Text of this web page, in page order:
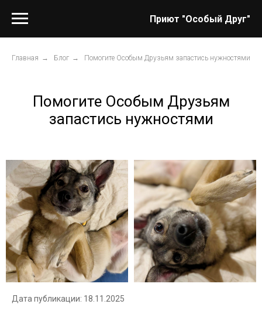
Приют "Особый Друг"
Главная → Блог → Помогите Особым Друзьям запастись нужностями
Помогите Особым Друзьям
запастись нужностями
Дата публикации: 18.11.2025